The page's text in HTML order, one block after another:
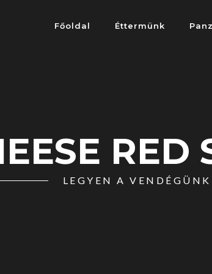
Főoldal Éttermünk
RED
LEGYEN A VENDÉGÜNK